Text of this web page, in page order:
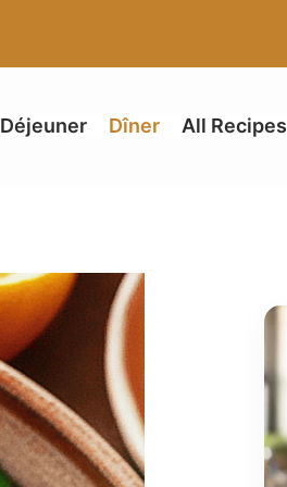
Déjeuner Dîner All Recipes